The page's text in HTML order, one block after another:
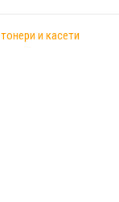
тонери и касети